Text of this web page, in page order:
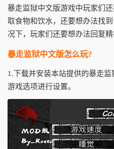
暴走监狱中文版游戏中玩家们
取食物和饮水，还要想办法找
况下，玩家们还要想办法回复
暴走监狱中文版怎么玩?
1.下载并安装本站提供的暴走
游戏选项进行设置。